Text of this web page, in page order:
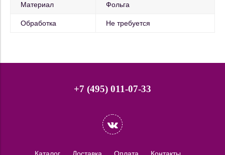
Материал Фольга
Обработка Не требуется
+7 (495) 011-07-33